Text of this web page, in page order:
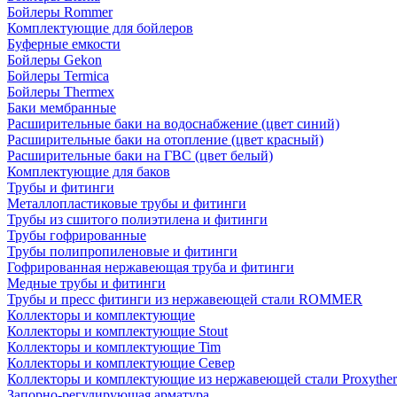
Бойлеры Rommer
Комплектующие для бойлеров
Буферные емкости
Бойлеры Gekon
Бойлеры Termica
Бойлеры Thermex
Баки мембранные
Расширительные баки на водоснабжение (цвет синий)
Расширительные баки на отопление (цвет красный)
Расширительные баки на ГВС (цвет белый)
Комплектующие для баков
Трубы и фитинги
Металлопластиковые трубы и фитинги
Трубы из сшитого полиэтилена и фитинги
Трубы гофрированные
Трубы полипропиленовые и фитинги
Гофрированная нержавеющая труба и фитинги
Медные трубы и фитинги
Трубы и пресс фитинги из нержавеющей стали ROMMER
Коллекторы и комплектующие
Коллекторы и комплектующие Stout
Коллекторы и комплектующие Tim
Коллекторы и комплектующие Север
Коллекторы и комплектующие из нержавеющей стали